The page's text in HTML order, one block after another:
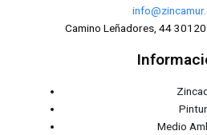
Camino Leñadores, 44
Medio